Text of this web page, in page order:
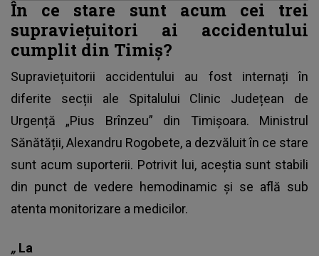
În ce stare sunt acum cei trei
supraviețuitori ai accidentului
cumplit din Timiș?
Supraviețuitorii accidentului au fost internați în
diferite secții ale Spitalului Clinic Județean de
Urgență „Pius Brînzeu” din Timișoara. Ministrul
Sănătății, Alexandru Rogobete, a dezvăluit în ce stare
sunt acum suporterii. Potrivit lui, aceștia sunt stabili
din punct de vedere hemodinamic și se află sub
atenta monitorizare a medicilor.
„ La